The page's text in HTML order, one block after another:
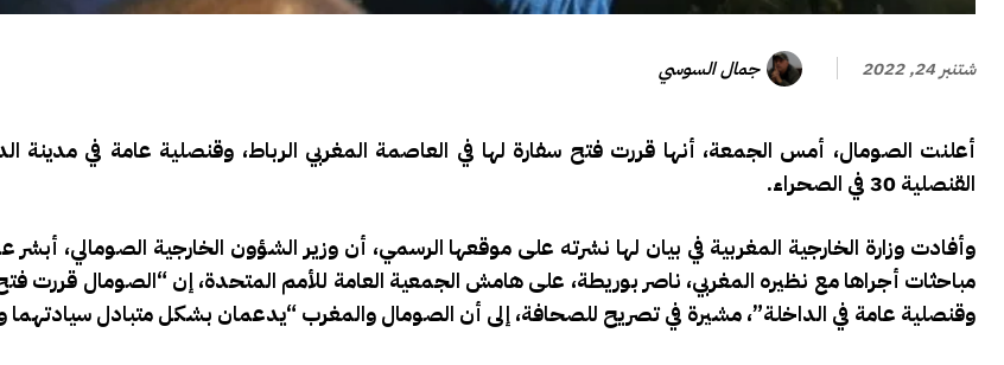
شتنبر 24, 2022 جمال السوسي
أعلنت الصومال، أمس الجمعة، أنها قررت فتح سفارة لها في العاصمة المغربي الرباط، وقنصلية عامة في مدينة
القنصلية 30 في الصحراء.
وأفادت وزارة الخارجية المغربية في بيان لها نشرته على موقعها الرسمي، أن وزير الشؤون الخارجية الصومالي،
مباحثات أجراها مع نظيره المغربي، ناصر بوريطة، على هامش الجمعية العامة للأمم المتحدة، إن “الصومال قررت فتح
وقنصلية عامة في الداخلة”، مشيرة في تصريح للصحافة، إلى أن الصومال والمغرب “يدعمان بشكل متبادل سيادتهما